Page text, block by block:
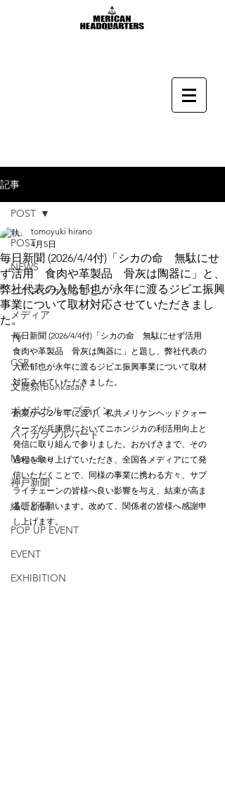
記事
POST
NEWS
ニホンジカまるごと
メディア
TV
CSR
文鹿祭(Bunkasai)
ボガボガ ループライン
ハイカラブルバード
Magazine
神戸新聞
繊研新聞
POP UP EVENT
EVENT
EXHIBITION
POST
毎日新聞 (2026/4/4付)「シカの命 無駄にせ
ず活用 食肉や革製品 骨灰は陶器に」と、
弊社代表の入舩郁也が永年に渡るジビエ振興
事業について取材対応させていただきまし
た。
tomoyuki hirano
4月5日
毎日新聞 (2026/4/4付)「シカの命　無駄にせず活用
食肉や革製品　骨灰は陶器に」と題し、弊社代表の
入舩郁也が永年に渡るジビエ振興事業について取材
対応させていただきました。
創業から２５年に渡り、私共メリケンヘッドクォー
ターズが兵庫県においてニホンジカの利活用向上と
発信に取り組んで参りました。おかげさまで、その
過程を取り上げていただき、全国各メディアにて発
信いただくことで、同様の事業に携わる方々、サプ
ライチェーンの皆様へ良い影響を与え、結束が高ま
ることを願います。改めて、関係者の皆様へ感謝申
し上げます。